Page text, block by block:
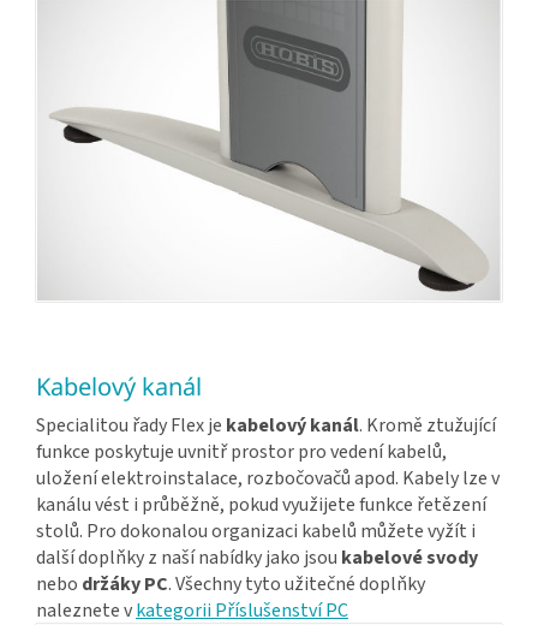
Kabelový kanál
Specialitou řady Flex je kabelový kanál. Kromě ztužující
funkce poskytuje uvnitř prostor pro vedení kabelů,
uložení elektroinstalace, rozbočovačů apod. Kabely lze v
kanálu vést i průběžně, pokud využijete funkce řetězení
stolů. Pro dokonalou organizaci kabelů můžete vyžít i
další doplňky z naší nabídky jako jsou kabelové svody
nebo držáky PC. Všechny tyto užitečné doplňky
naleznete vkategorii Příslušenství PC